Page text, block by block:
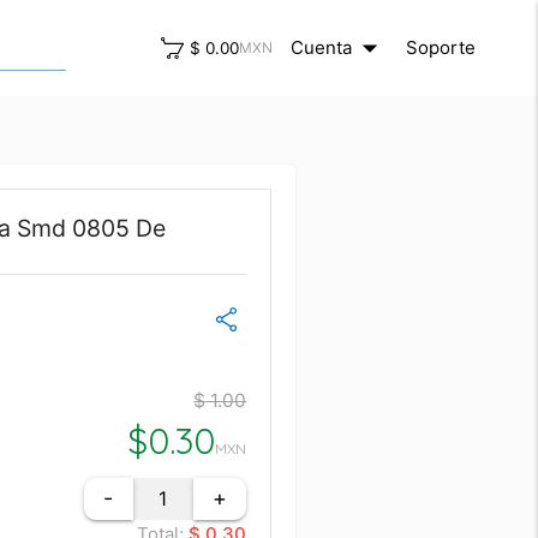
$ 0.00MXN Cuenta arrow_drop_down Soporte
Smd 0805 De
$ 1.00
$0.30MXN
- +
Total:$ 0.30